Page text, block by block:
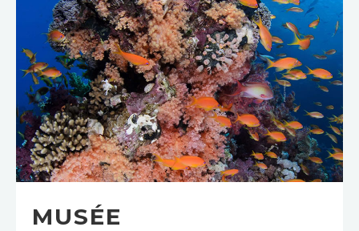
MUSÉE